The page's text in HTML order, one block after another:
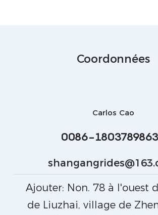
Coordonnées
Carlos Cao
0086-
Ajouter: Non. 78 à l'ouest
de Liuzhai, village de